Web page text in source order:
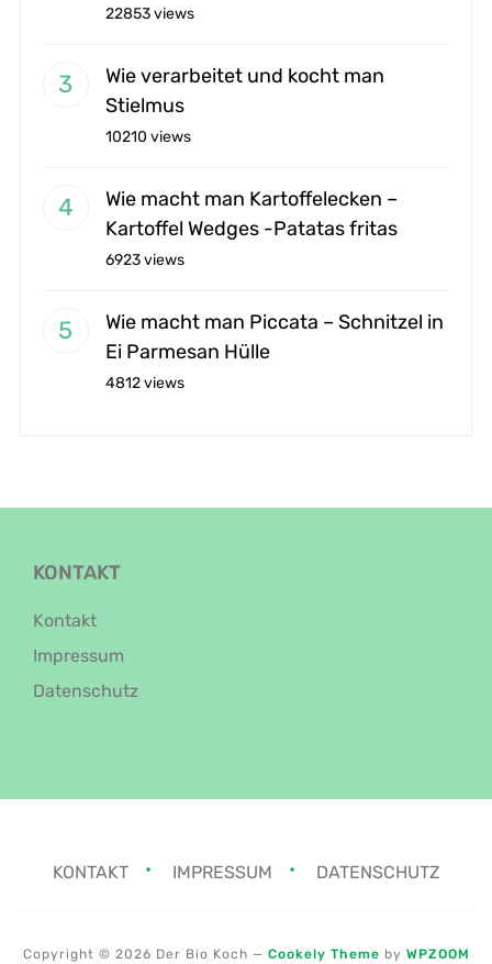
22853 views
Wie verarbeitet und kocht man
Stielmus
10210 views
Wie macht man Kartoffelecken –
Kartoffel Wedges -Patatas fritas
6923 views
Wie macht man Piccata – Schnitzel in
Ei Parmesan Hülle
4812 views
KONTAKT
Kontakt
Impressum
Datenschutz
KONTAKT IMPRESSUM DATENSCHUTZ
Copyright © 2026 Der Bio Koch — Cookely Theme by WPZOOM